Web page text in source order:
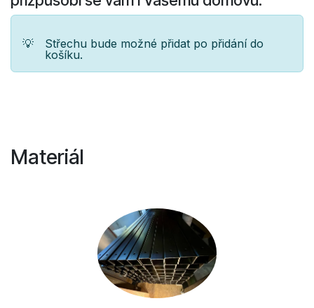
💡
Střechu bude možné přidat po přidání do
košíku.
Materiál